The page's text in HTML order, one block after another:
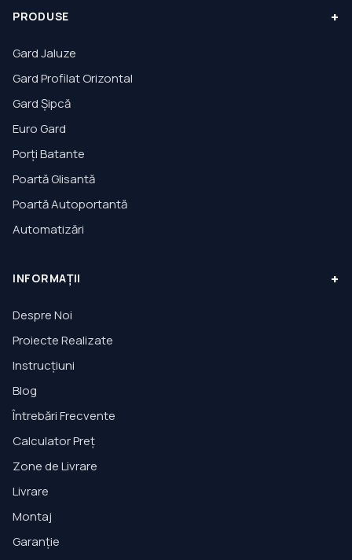
PRODUSE +
Gard Jaluze
Gard Profilat Orizontal
Gard Șipcă
Euro Gard
Porți Batante
Poartă Glisantă
Poartă Autoportantă
Automatizări
INFORMAȚII +
Despre Noi
Proiecte Realizate
Instrucțiuni
Blog
Întrebări Frecvente
Calculator Preț
Zone de Livrare
Livrare
Montaj
Garanție